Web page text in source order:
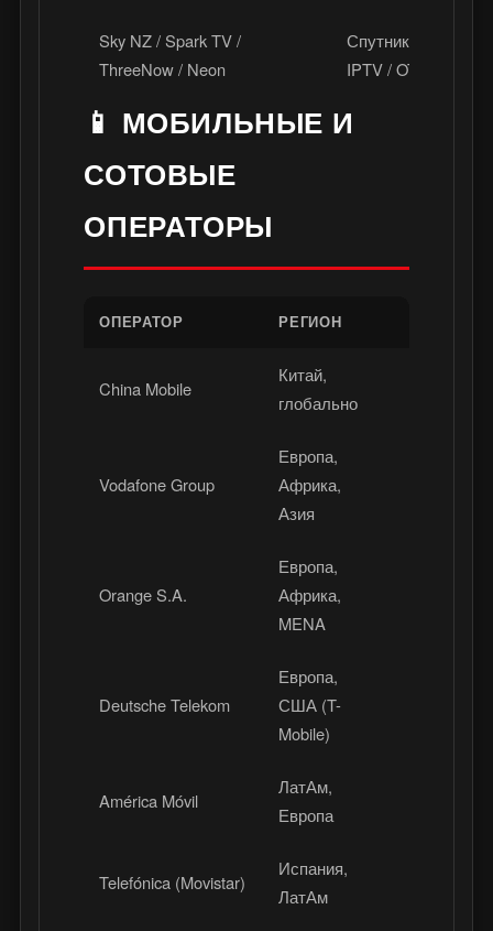
Sky NZ / Spark TV /
ThreeNow / Neon
Спутник /
IPTV / OTT
📱 МОБИЛЬНЫЕ И
СОТОВЫЕ
ОПЕРАТОРЫ
ОПЕРАТОР РЕГИОН
China Mobile
Китай,
глобально
Vodafone Group
Европа,
Африка,
Азия
Orange S.A.
Европа,
Африка,
MENA
Deutsche Telekom
Европа,
США (T-
Mobile)
América Móvil
ЛатАм,
Европа
Telefónica (Movistar)
Испания,
ЛатАм